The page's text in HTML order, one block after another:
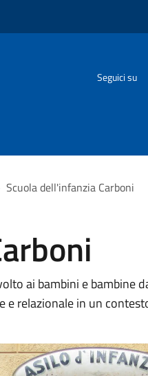
Seguici su
Scuola dell'infanzia Carboni
ai bambini e bambine
e relazionale in un